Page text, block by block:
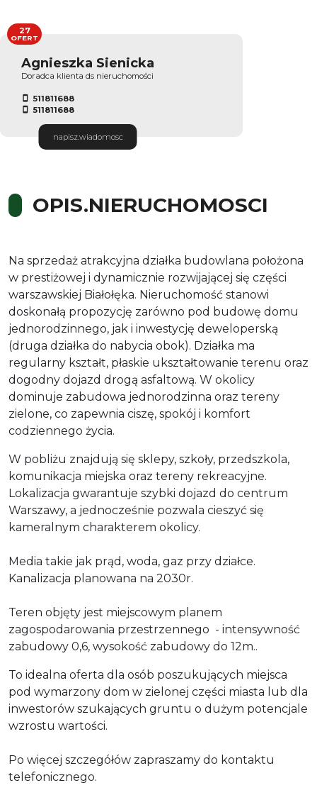
Agnieszka Sienicka
Doradca klienta ds nieruchomości
511811688
511811688
napisz.wiadomosc
27
OFERT
OPIS.NIERUCHOMOSCI
Na sprzedaż atrakcyjna działka budowlana położona
w prestiżowej i dynamicznie rozwijającej się części
warszawskiej Białołęka. Nieruchomość stanowi
doskonałą propozycję zarówno pod budowę domu
jednorodzinnego, jak i inwestycję deweloperską
(druga działka do nabycia obok). Działka ma
regularny kształt, płaskie ukształtowanie terenu oraz
dogodny dojazd drogą asfaltową. W okolicy
dominuje zabudowa jednorodzinna oraz tereny
zielone, co zapewnia ciszę, spokój i komfort
codziennego życia.
W pobliżu znajdują się sklepy, szkoły, przedszkola,
komunikacja miejska oraz tereny rekreacyjne.
Lokalizacja gwarantuje szybki dojazd do centrum
Warszawy, a jednocześnie pozwala cieszyć się
kameralnym charakterem okolicy.
Media takie jak prąd, woda, gaz przy działce.
Kanalizacja planowana na 2030r.
Teren objęty jest miejscowym planem
zagospodarowania przestrzennego - intensywność
zabudowy 0,6, wysokość zabudowy do 12m..
To idealna oferta dla osób poszukujących miejsca
pod wymarzony dom w zielonej części miasta lub dla
inwestorów szukających gruntu o dużym potencjale
wzrostu wartości.
Po więcej szczegółów zapraszamy do kontaktu
telefonicznego.